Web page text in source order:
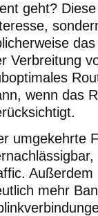
geht?
Verbreitung
wenn das
umgekehrte
Außerdem
mehr